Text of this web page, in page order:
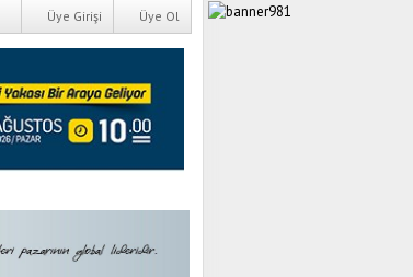
Üye Ol
Üye Girişi